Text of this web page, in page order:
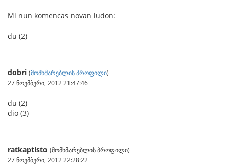
Mi nun komencas novan ludon:
du (2)
dobri (მომხმარებლის პროფილი)
27 ნოემბერი, 2012 21:47:46
du (2)
dio (3)
ratkaptisto (მომხმარებლის პროფილი)
27 ნოემბერი, 2012 22:28:22